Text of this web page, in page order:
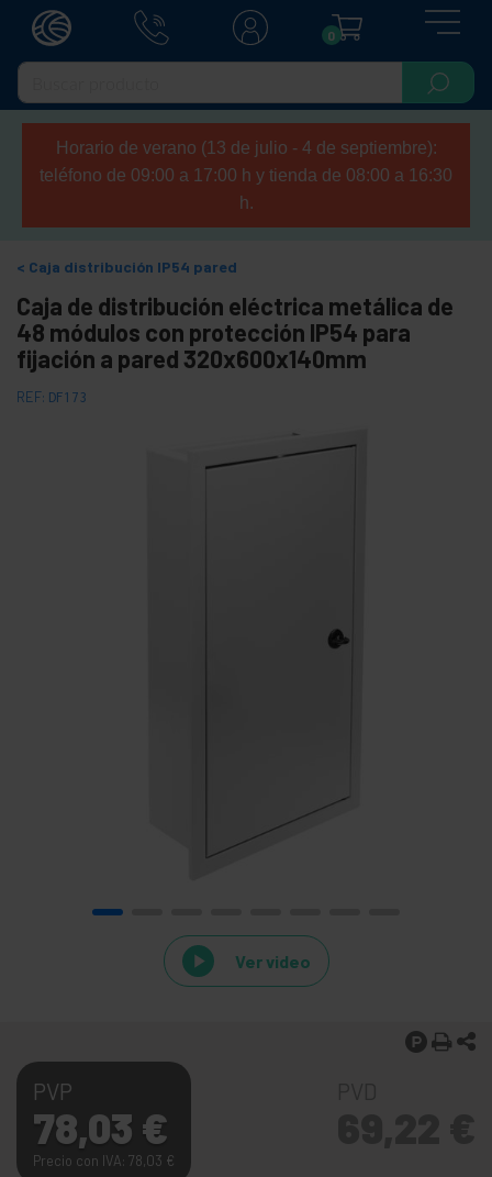
0
Horario de verano (13 de julio - 4 de septiembre):
teléfono de 09:00 a 17:00 h y tienda de 08:00 a 16:30
h.
Caja distribución IP54 pared
Caja de distribución eléctrica metálica de
48 módulos con protección IP54 para
fijación a pared 320x600x140mm
REF: DF173
Ver video
PVP
78,03 €
Precio con IVA: 78,03 €